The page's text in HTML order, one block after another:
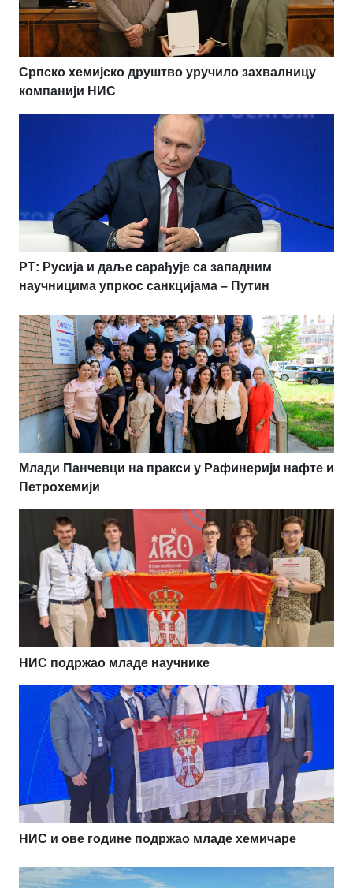
Српско хемијско друштво уручило захвалницу
компанији НИС
РТ: Русија и даље сарађује са западним
научницима упркос санкцијама – Путин
Млади Панчевци на пракси у Рафинерији нафте и
Петрохемији
НИС подржао младе научнике
НИС и ове године подржао младе хемичаре